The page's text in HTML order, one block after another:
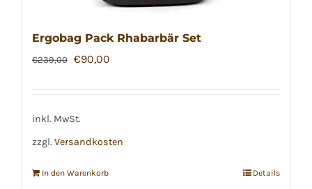
Ergobag Pack Rhabarbär Set
€239,00 Ursprünglicher
€239,00
€90,00
inkl. MwSt.
zzgl. Versandkosten
In den Warenkorb Details